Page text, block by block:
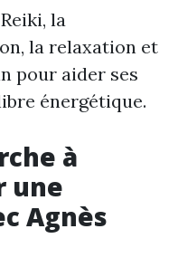
la
la relaxation et
pour aider ses
énergétique.
à
une
Agnès